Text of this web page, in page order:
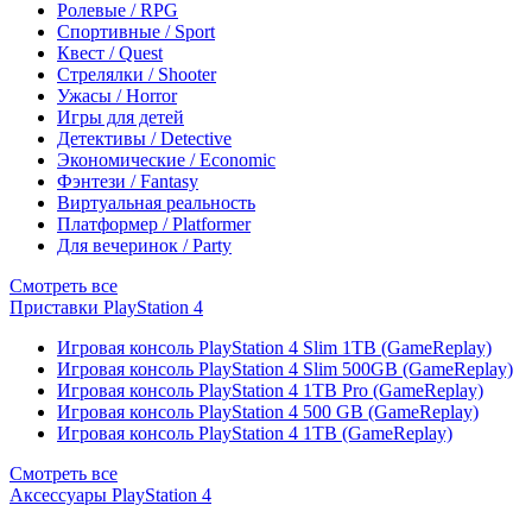
Ролевые / RPG
Спортивные / Sport
Квест / Quest
Стрелялки / Shooter
Ужасы / Horror
Игры для детей
Детективы / Detective
Экономические / Economic
Фэнтези / Fantasy
Виртуальная реальность
Платформер / Platformer
Для вечеринок / Party
Смотреть все
Приставки PlayStation 4
Игровая консоль PlayStation 4 Slim 1TB (GameReplay)
Игровая консоль PlayStation 4 Slim 500GB (GameReplay)
Игровая консоль PlayStation 4 1TB Pro (GameReplay)
Игровая консоль PlayStation 4 500 GB (GameReplay)
Игровая консоль PlayStation 4 1TB (GameReplay)
Смотреть все
Аксессуары PlayStation 4